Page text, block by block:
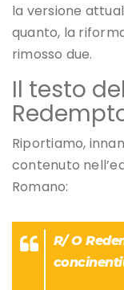
la versione
quanto, la
rimosso due.
Il testo
Riportiamo,
contenuto
Romano:
R/ O